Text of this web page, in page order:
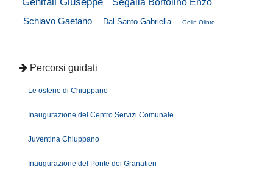
Segalla Bortolino Enzo
Schiavo Gaetano
Dal Santo Gabriella Golin Olinto
Percorsi guidati
Le osterie di Chiuppano
Inaugurazione del Centro Servizi Comunale
Juventina Chiuppano
Inaugurazione del Ponte dei Granatieri